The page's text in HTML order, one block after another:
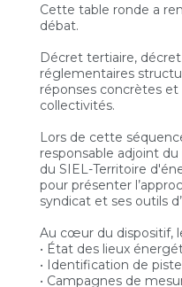
Cette table ronde a
débat.
Décret tertiaire, décret
réglementaires
réponses concrètes
collectivités.
Lors de cette
responsable adjoint
du SIEL-Territoire
pour présenter
syndicat et ses outils
Au cœur du dispositif,
• État des lieux
• Identification de
• Campagnes de